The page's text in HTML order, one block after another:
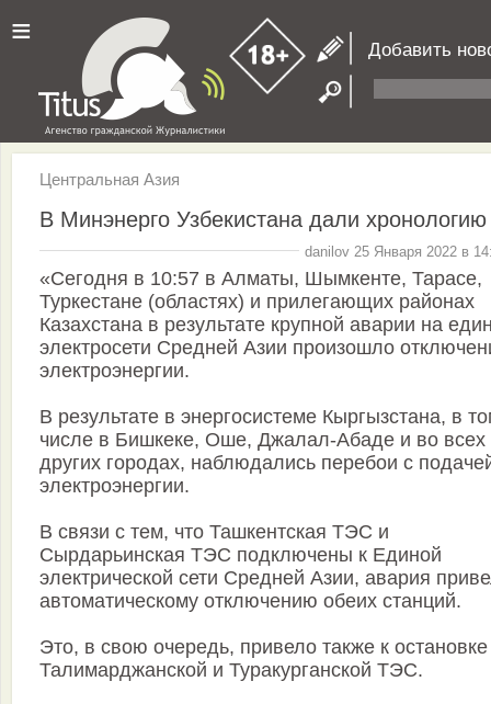
≡ Добавить
Центральная Азия
В Минэнерго Узбекистана дали
danilov 25 Января 2022 в
«Сегодня в 10:57 в Алматы, Шымкенте, Тарасе,
Туркестане (областях) и прилегающих районах
Казахстана в результате крупной аварии на
электросети Средней Азии произошло
электроэнергии.
В результате в энергосистеме Кыргызстана, в
числе в Бишкеке, Оше, Джалал-Абаде и во всех
других городах, наблюдались перебои с
электроэнергии.
В связи с тем, что Ташкентская ТЭС и
Сырдарьинская ТЭС подключены к Единой
электрической сети Средней Азии, авария
автоматическому отключению обеих станций.
Это, в свою очередь, привело также к остановке
Талимарджанской и Туракурганской ТЭС.